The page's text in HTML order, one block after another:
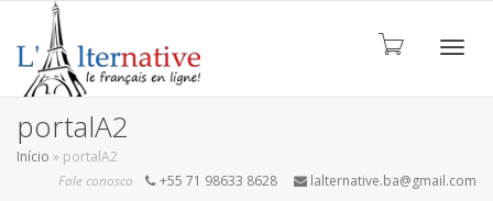
portalA2
Início » portalA2
Fale conosco
+55 71 98633 8628 lalternative.ba@gmail.com